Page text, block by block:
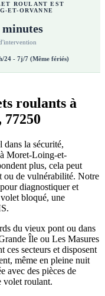
ROULANT EST
ET-ORVANNE
minutes
24 - 7j/7 (Même fériés)
roulants à
dans la sécurité,
Moret-Loing-et-
plus, cela peut
ou de vulnérabilité. Notre
diagnostiquer et
bloqué, une
du vieux pont ou dans
Île ou Les Masures
ces secteurs et disposent
même en pleine nuit
avec des pièces de
volet roulant.